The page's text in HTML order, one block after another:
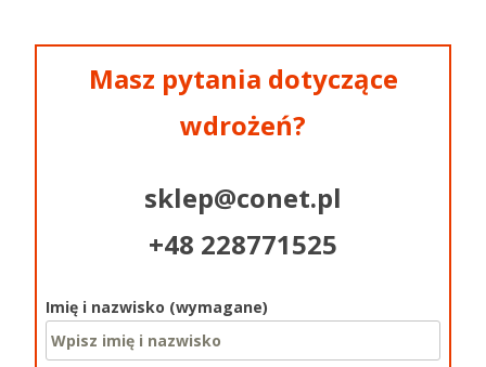
Masz pytania dotyczące
wdrożeń?
sklep@conet.pl
+48 228771525
Imię i nazwisko (wymagane)